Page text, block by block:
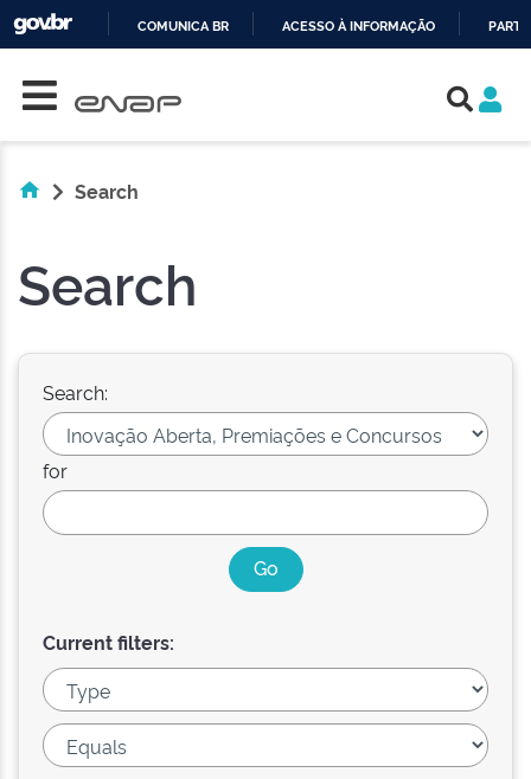
COMUNICA BR ACESSO À INFORMAÇÃO
Search
Search
Search:
for
Current filters: